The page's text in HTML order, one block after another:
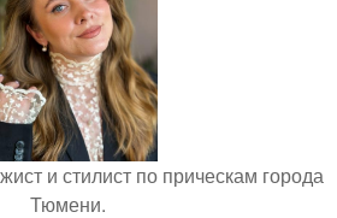
и стилист по прическам города
Тюмени.